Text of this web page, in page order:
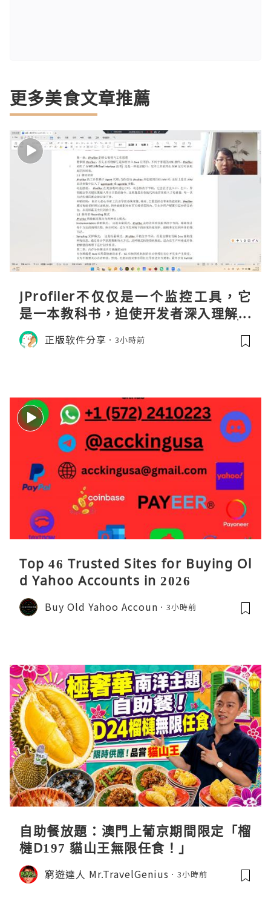
更多美食文章推薦
JProfiler不仅仅是一个监控工具，它
是一本教科书，迫使开发者深入理解JV
M的内存模型、垃圾回收机制和并发原
理。通过直观的可视化数据，它将抽象
正版软件分享 3小時前
Top 46 Trusted Sites for Buying Ol
d Yahoo Accounts in 2026
Buy Old Yahoo Accoun 3小時前
自助餐放題：澳門上葡京期間限定「榴
槤D197 貓山王無限任食！」
窮遊達人 Mr.TravelGenius 3小時前